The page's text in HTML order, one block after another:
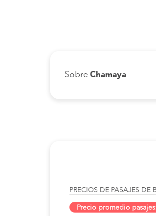
Sobre Chamaya
PRECIOS DE PASAJES DE
Precio promedio